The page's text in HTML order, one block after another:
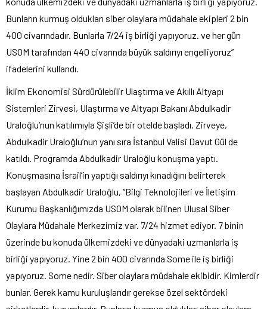
Bunların kurmuş oldukları siber olaylara müdahale ekipleri 2 bin
400 civarındadır. Bunlarla 7/24 iş birliği yapıyoruz. ve her gün
USOM tarafından 440 civarında büyük saldırıyı engelliyoruz”
ifadelerini kullandı.
İklim Ekonomisi Sürdürülebilir Ulaştırma ve Akıllı Altyapı
Sistemleri Zirvesi, Ulaştırma ve Altyapı Bakanı Abdulkadir
Uraloğlu’nun katılımıyla Şişli’de bir otelde başladı. Zirveye,
Abdulkadir Uraloğlu’nun yanı sıra İstanbul Valisi Davut Gül de
katıldı. Programda Abdulkadir Uraloğlu konuşma yaptı.
Konuşmasına İsrail’in yaptığı saldırıyı kınadığını belirterek
başlayan Abdulkadir Uraloğlu, “Bilgi Teknolojileri ve İletişim
Kurumu Başkanlığımızda USOM olarak bilinen Ulusal Siber
Olaylara Müdahale Merkezimiz var. 7/24 hizmet ediyor. 7 binin
üzerinde bu konuda ülkemizdeki ve dünyadaki uzmanlarla iş
birliği yapıyoruz. Yine 2 bin 400 civarında Some ile iş birliği
yapıyoruz. Some nedir. Siber olaylara müdahale ekibidir. Kimlerdir
bunlar. Gerek kamu kuruluşlarıdır gerekse özel sektördeki